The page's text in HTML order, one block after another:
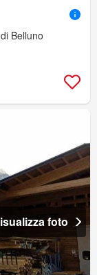
Belluno
foto